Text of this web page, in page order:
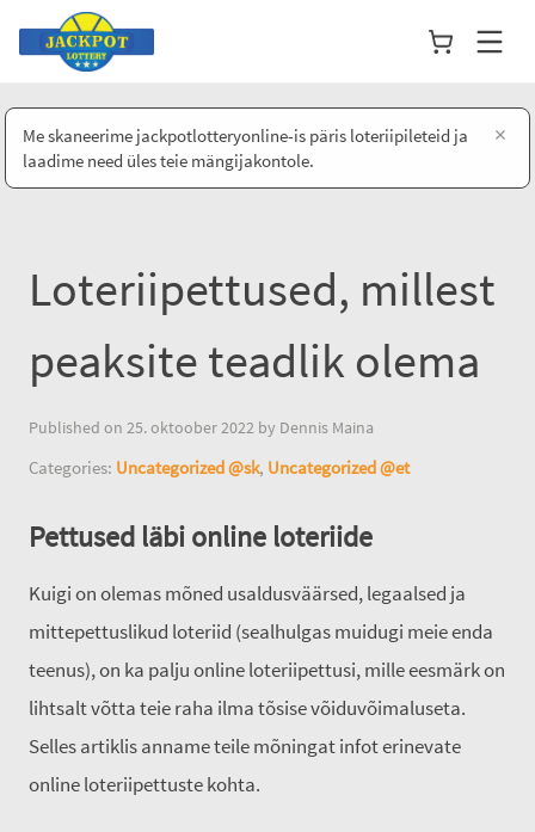
Me skaneerime jackpotlotteryonline-is päris loteriipileteid ja
laadime need üles teie mängijakontole.
×
Loteriipettused, millest
peaksite teadlik olema
Published on 25. oktoober 2022 by Dennis Maina
Categories: Uncategorized @sk, Uncategorized @et
Pettused läbi online loteriide
Kuigi on olemas mõned usaldusväärsed, legaalsed ja
mittepettuslikud loteriid (sealhulgas muidugi meie enda
teenus), on ka palju online loteriipettusi, mille eesmärk on
lihtsalt võtta teie raha ilma tõsise võiduvõimaluseta.
Selles artiklis anname teile mõningat infot erinevate
online loteriipettuste kohta.